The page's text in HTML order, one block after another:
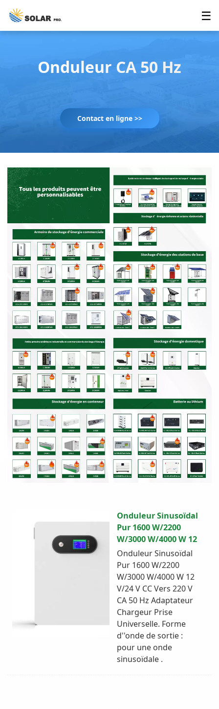
☰
Onduleur CA 50 Hz
Contact en ligne >>
Onduleur Sinusoïdal
Pur 1600 W/2200
W/3000 W/4000 W 12
Onduleur Sinusoïdal
Pur 1600 W/2200
W/3000 W/4000 W 12
V/24 V CC Vers 220 V
CA 50 Hz Adaptateur
Chargeur Prise
Universelle. Forme
d''onde de sortie :
pour une onde
sinusoïdale .